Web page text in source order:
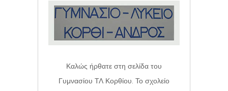
Καλώς ήρθατε στη σελίδα του
Γυμνασίου ΤΛ Κορθίου. Το σχολείο